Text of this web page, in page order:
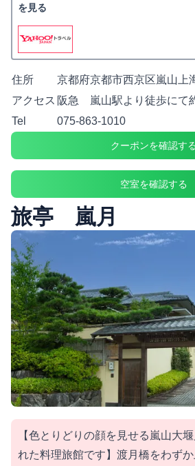
を見る
住所
京都府京都市西京区嵐山上
アクセス 阪急 嵐山駅より徒歩にて
Tel
075-863-1010
クーポンを確認する
空室を確認する
旅亭 嵐月
【色とりどりの顔を見せる嵐山大
れた料理旅館です】渡月橋をわず